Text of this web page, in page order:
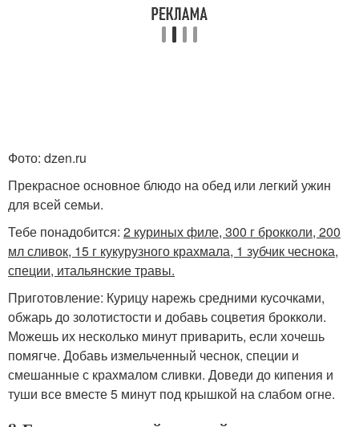
Фото: dzen.ru
Прекрасное основное блюдо на обед или легкий ужин
для всей семьи.
Тебе понадобится: 2 куриных филе, 300 г брокколи, 200
мл сливок, 15 г кукурузного крахмала, 1 зубчик чеснока,
специи, итальянские травы.
Приготовление: Курицу нарежь средними кусочками,
обжарь до золотистости и добавь соцветия брокколи.
Можешь их несколько минут приварить, если хочешь
помягче. Добавь измельченный чеснок, специи и
смешанные с крахмалом сливки. Доведи до кипения и
туши все вместе 5 минут под крышкой на слабом огне.